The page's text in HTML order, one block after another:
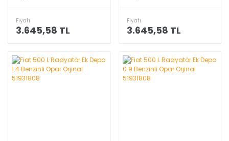
Fiyatı
3.645,58 TL
Fiyatı
3.645,58 TL